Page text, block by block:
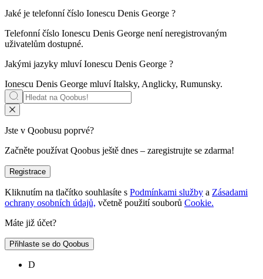
Jaké je telefonní číslo Ionescu Denis George ?
Telefonní číslo Ionescu Denis George není neregistrovaným
uživatelům dostupné.
Jakými jazyky mluvíIonescu Denis George ?
Ionescu Denis George mluvíItalsky, Anglicky, Rumunsky.
Jste v Qoobusu poprvé?
Začněte používat Qoobus ještě dnes – zaregistrujte se zdarma!
Registrace
Kliknutím na tlačítko souhlasíte s Podmínkami služby a Zásadami
ochrany osobních údajů, včetně použití souborů Cookie.
Máte již účet?
Přihlaste se do Qoobus
D